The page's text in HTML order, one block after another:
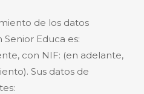
de los datos
Educa es:
con NIF: (en adelante,
Sus datos de